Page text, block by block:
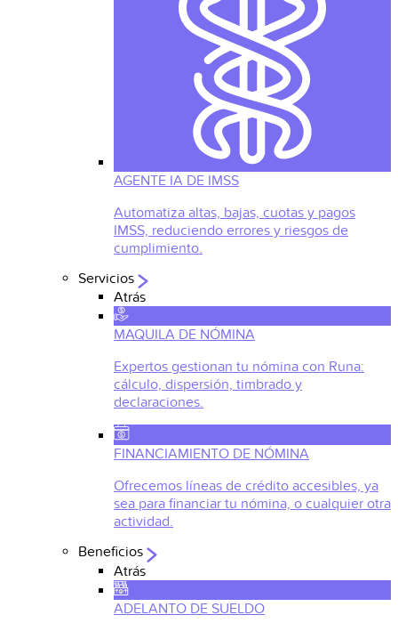
AGENTE IA DE IMSS
Automatiza altas, bajas, cuotas y pagos
IMSS, reduciendo errores y riesgos de
cumplimiento.
Servicios
Atrás
MAQUILA DE NÓMINA
Expertos gestionan tu nómina con Runa:
cálculo, dispersión, timbrado y
declaraciones.
FINANCIAMIENTO DE NÓMINA
Ofrecemos líneas de crédito accesibles, ya
sea para financiar tu nómina, o cualquier otra
actividad.
Beneficios
Atrás
ADELANTO DE SUELDO